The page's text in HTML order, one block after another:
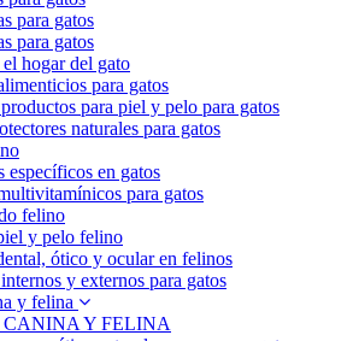
para gatos
para gatos
hogar del gato
para gatos
para piel y pelo para gatos
naturales para gatos
específicos en gatos
para gatos
felino
y pelo felino
ótico y ocular en felinos
y externos para gatos
y felina
Y FELINA